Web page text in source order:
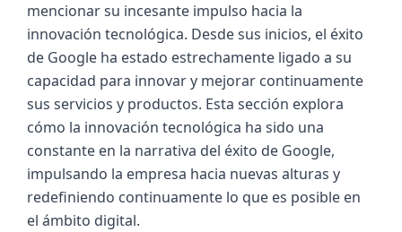
mencionar su incesante impulso hacia la
innovación tecnológica. Desde sus inicios, el éxito
de Google ha estado estrechamente ligado a su
capacidad para innovar y mejorar continuamente
sus servicios y productos. Esta sección explora
cómo la innovación tecnológica ha sido una
constante en la narrativa del éxito de Google,
impulsando la empresa hacia nuevas alturas y
redefiniendo continuamente lo que es posible en
el ámbito digital.